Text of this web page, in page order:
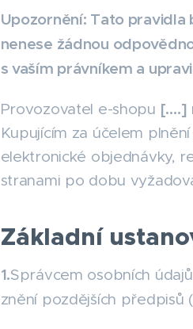
Upozornění: Tato pravidla
nenese žádnou
s vaším právníkem a
Provozovatel e-shopu [….]
Kupujícím za účelem
elektronické objednávky,
stranami po dobu
Základní
1.Správcem osobních
znění pozdějších předpisů